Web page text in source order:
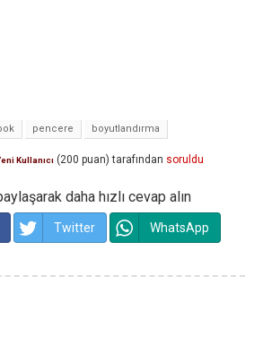
pencere boyutlandırma
Kullanıcı (200 puan) tarafından soruldu
daha hızlı cevap alın
Twitter WhatsApp